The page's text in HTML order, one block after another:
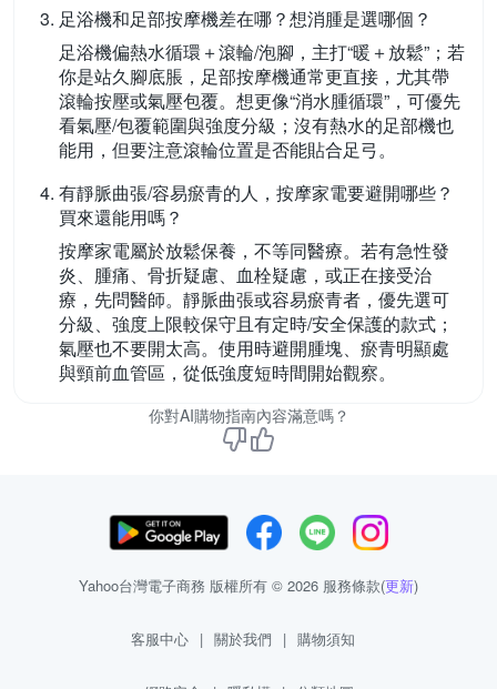
足浴機和足部按摩機差在哪？想消腫是選哪個？
足浴機偏熱水循環＋滾輪/泡腳，主打“暖＋放鬆”；若
你是站久腳底脹，足部按摩機通常更直接，尤其帶
滾輪按壓或氣壓包覆。想更像“消水腫循環”，可優先
看氣壓/包覆範圍與強度分級；沒有熱水的足部機也
能用，但要注意滾輪位置是否能貼合足弓。
有靜脈曲張/容易瘀青的人，按摩家電要避開哪些？
買來還能用嗎？
按摩家電屬於放鬆保養，不等同醫療。若有急性發
炎、腫痛、骨折疑慮、血栓疑慮，或正在接受治
療，先問醫師。靜脈曲張或容易瘀青者，優先選可
分級、強度上限較保守且有定時/安全保護的款式；
氣壓也不要開太高。使用時避開腫塊、瘀青明顯處
與頸前血管區，從低強度短時間開始觀察。
你對AI購物指南內容滿意嗎？
Yahoo台灣電子商務 版權所有 © 2026 服務條款(更新)
客服中心 | 關於我們 | 購物須知